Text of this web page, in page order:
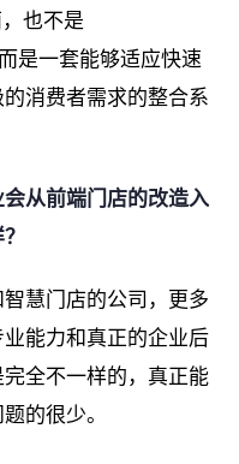
也不是
是一套能够适应快速
消费者需求的整合系
从前端门店的改造入
慧门店的公司，更多
能力和真正的企业后
全不一样的，真正能
的很少。